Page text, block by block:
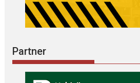
Partner